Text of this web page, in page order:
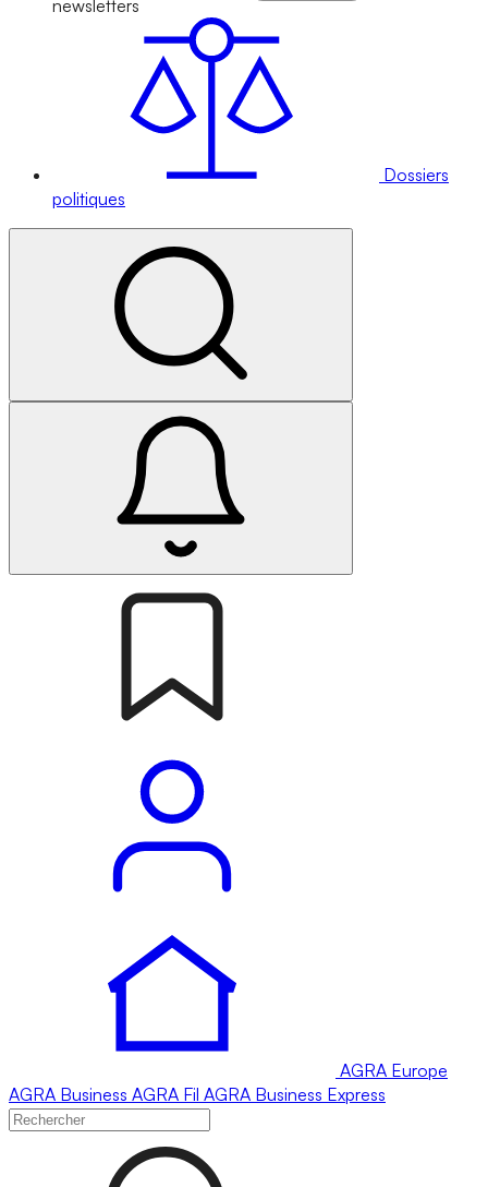
newsletters
Dossiers
politiques
AGRA Europe
AGRA Business AGRA Fil AGRA Business Express